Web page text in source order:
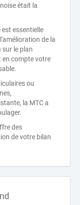
était la
essentielle
de la
sur le plan
en compte votre
ou
la MTC a
des
de votre bilan